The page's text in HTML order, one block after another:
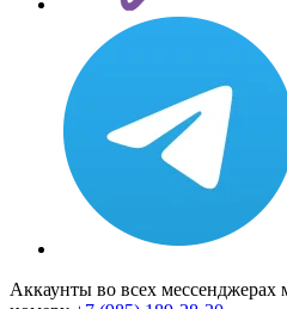
Аккаунты во всех